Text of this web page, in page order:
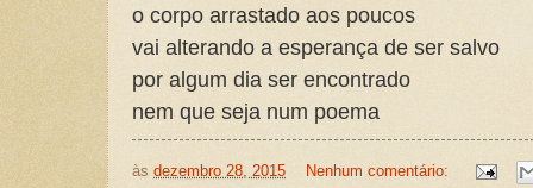
o corpo arrastado aos poucos
vai alterando a esperança de ser salvo
por algum dia ser encontrado
nem que seja num poema
às dezembro 28, 2015 Nenhum comentário: